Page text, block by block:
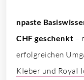
npaste
CHF geschenkt –
erfolgreichen
Kleber und Royal